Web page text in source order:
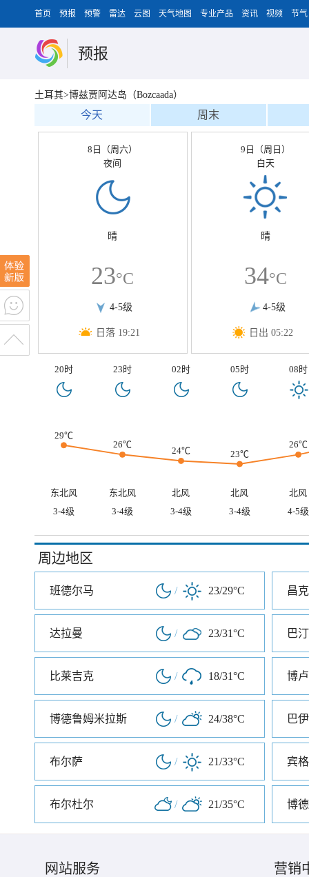
首页 预报 预警 雷达 云图 天气地图 专业产品 资讯 视频 节气
预报
土耳其>博兹贾阿达岛（Bozcaada）
今天 周末
8日（周六）
夜间
晴
23°C
4-5级
日落 19:21
9日（周日）
白天
晴
34°C
4-5级
日出 05:22
20时 23时 02时 05时 08时
29℃
26℃
24℃ 23℃
26℃
东北风 东北风 北风 北风
北风
3-4级
3-4级 3-4级 3-4级 4-5级
周边地区
班德尔马 / 23/29°C 昌
达拉曼 / 23/31°C 巴汀
比莱吉克 / 18/31°C 博卢
博德鲁姆米拉斯 / 24/38°C 巴
布尔萨 / 21/33°C 宾
布尔杜尔 / 21/35°C 博
网站服务 营销